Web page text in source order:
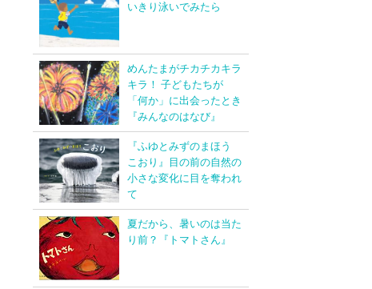
いきり泳いでみたら
めんたまがチカチカキラ
キラ！ 子どもたちが
「何か」に出会ったとき
『みんなのはなび』
『ふゆとみずのまほう
こおり』目の前の自然の
小さな変化に目を奪われ
て
夏だから、暑いのは当た
り前？『トマトさん』